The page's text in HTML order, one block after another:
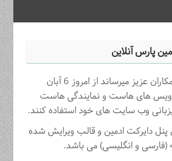
پارس آنلاین
به اطلاع کاربران و همکاران عزیز میرساند از امروز 6 آبان
از سرویس های هاست و نمایندگی هاست
وب سایت های خود استفاده کنند.
پنل دایرکت ادمین و قالب ویرایش شده